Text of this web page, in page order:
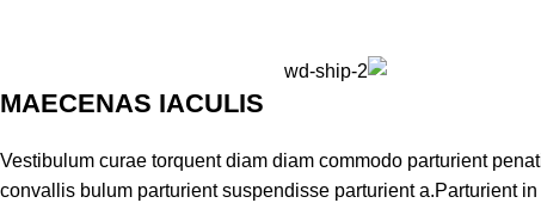
MAECENAS IACULIS
Vestibulum curae torquent diam diam commodo parturient
convallis bulum parturient suspendisse parturient a.Parturient